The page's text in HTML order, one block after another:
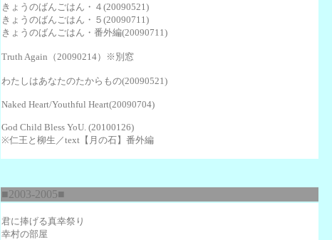
きょうのばんごはん・４(20090521)
きょうのばんごはん・５(20090711)
きょうのばんごはん・番外編(20090711)
Truth Again （20090214）※別窓
わたしはあなたのたからもの(20090521)
Naked Heart/Youthful Heart(20090704)
God Child Bless YoU. (20100126)
※仁王と柳生／text【月の石】番外編
■2003-2005■
君に捧げる真幸祭り
幸村の部屋